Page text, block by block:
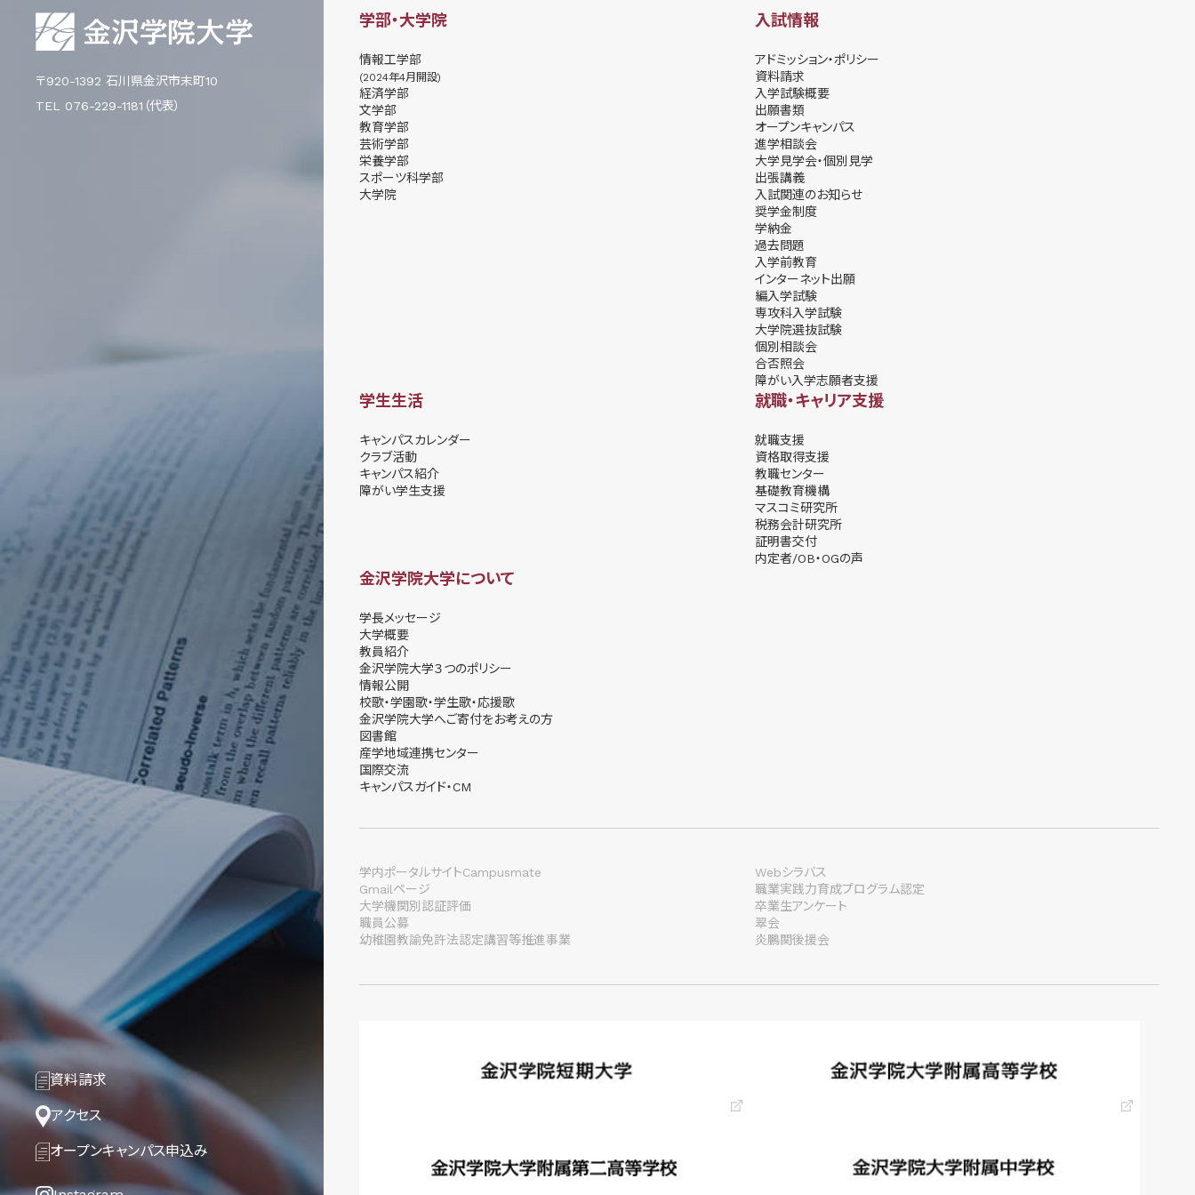
〒920-1392 石川県金沢市末町10
TEL 076-229-1181（代表）
資料請求
アクセス
オープンキャンパス申込み
学部・大学院
情報工学部
(2024年4月開設)
経済学部
文学部
教育学部
芸術学部
栄養学部
スポーツ科学部
大学院
入試情報
アドミッション・ポリシー
資料請求
⼊学試験概要
出願書類
オープンキャンパス
進学相談会
⼤学⾒学会・個別⾒学
出張講義
⼊試関連のお知らせ
奨学⾦制度
学納⾦
過去問題
入学前教育
インターネット出願
編入学試験
専攻科入学試験
大学院選抜試験
個別相談会
合否照会
障がい入学志願者支援
学生生活
キャンパスカレンダー
クラブ活動
キャンパス紹介
障がい学⽣⽀援
就職・キャリア支援
就職支援
資格取得支援
教職センター
基礎教育機構
マスコミ研究所
税務会計研究所
証明書交付
内定者/OB・OGの声
金沢学院大学について
学長メッセージ
大学概要
教員紹介
金沢学院大学３つのポリシー
情報公開
校歌・学園歌・学生歌・応援歌
金沢学院大学へご寄付をお考えの方
図書館
産学地域連携センター
国際交流
キャンパスガイド・CM
学内ポータルサイトCampusmate
Webシラバス
Gmailページ
職業実践力育成プログラム認定
大学機関別認証評価
卒業生アンケート
職員公募
翠会
幼稚園教諭免許法認定講習等推進事業
炎鵬関後援会